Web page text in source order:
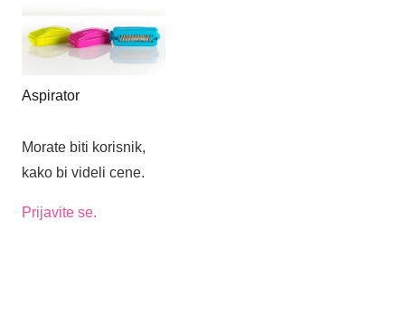
Aspirator
Morate biti korisnik,
kako bi videli cene.
Prijavite se.